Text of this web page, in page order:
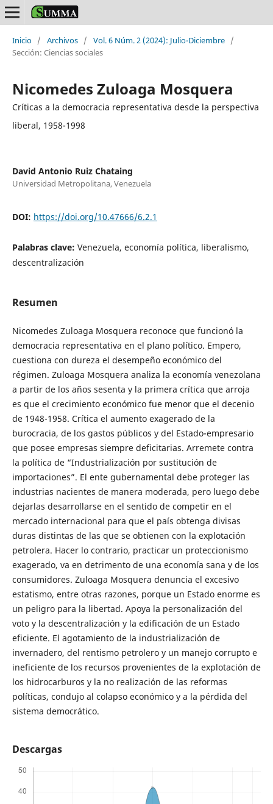
Inicio / Archivos / Vol. 6 Núm. 2 (2024): Julio-Diciembre /
Sección: Ciencias sociales
Nicomedes Zuloaga Mosquera
Críticas a la democracia representativa desde la perspectiva
liberal, 1958-1998
David Antonio Ruiz Chataing
Universidad Metropolitana, Venezuela
DOI: https://doi.org/10.47666/6.2.1
Palabras clave: Venezuela, economía política, liberalismo,
descentralización
Resumen
Nicomedes Zuloaga Mosquera reconoce que funcionó la
democracia representativa en el plano político. Empero,
cuestiona con dureza el desempeño económico del
régimen. Zuloaga Mosquera analiza la economía venezolana
a partir de los años sesenta y la primera crítica que arroja
es que el crecimiento económico fue menor que el decenio
de 1948-1958. Crítica el aumento exagerado de la
burocracia, de los gastos públicos y del Estado-empresario
que posee empresas siempre deficitarias. Arremete contra
la política de “Industrialización por sustitución de
importaciones”. El ente gubernamental debe proteger las
industrias nacientes de manera moderada, pero luego debe
dejarlas desarrollarse en el sentido de competir en el
mercado internacional para que el país obtenga divisas
duras distintas de las que se obtienen con la explotación
petrolera. Hacer lo contrario, practicar un proteccionismo
exagerado, va en detrimento de una economía sana y de los
consumidores. Zuloaga Mosquera denuncia el excesivo
estatismo, entre otras razones, porque un Estado enorme es
un peligro para la libertad. Apoya la personalización del
voto y la descentralización y la edificación de un Estado
eficiente. El agotamiento de la industrialización de
invernadero, del rentismo petrolero y un manejo corrupto e
ineficiente de los recursos provenientes de la explotación de
los hidrocarburos y la no realización de las reformas
políticas, condujo al colapso económico y a la pérdida del
sistema democrático.
Descargas